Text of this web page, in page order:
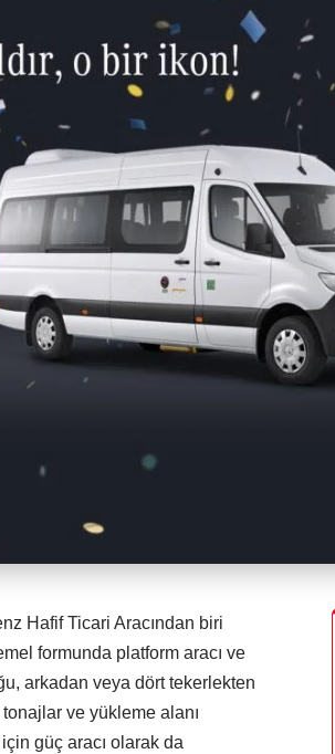
Hafif Ticari Aracından biri
formunda platform aracı ve
arkadan veya dört tekerlekten
ve yükleme alanı
güç aracı olarak da